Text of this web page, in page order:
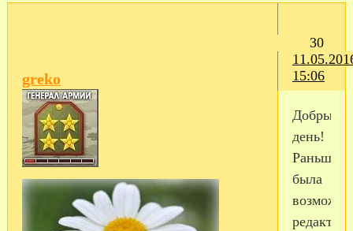
30
15:06
greko
Добрый
день!
Раньше
была